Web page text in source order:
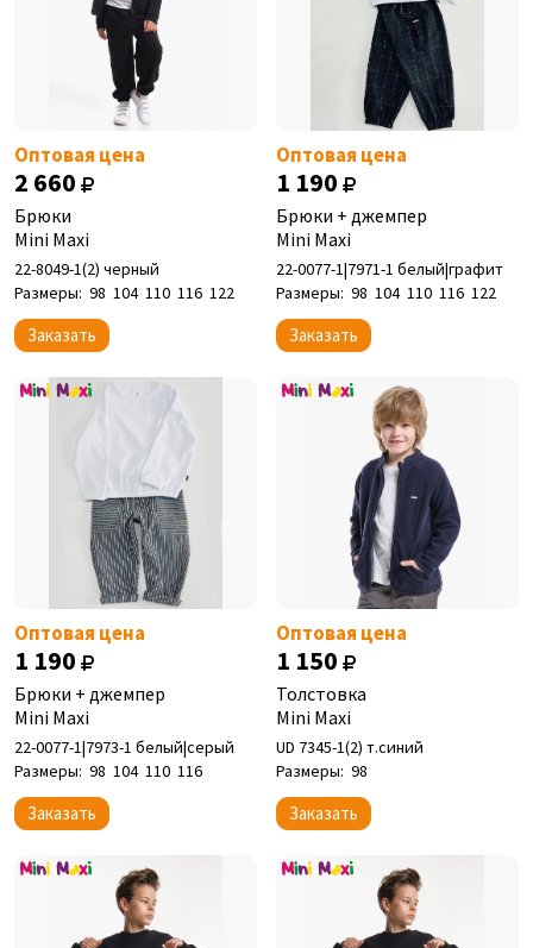
Оптовая цена
2 660
Брюки
Mini Maxi
22-8049-1(2) черный
Размеры: 98 104 110 116 122
Заказать
Оптовая цена
1 190
Брюки + джемпер
Mini Maxi
22-0077-1|7971-1 белый|графит
Размеры: 98 104 110 116 122
Заказать
Оптовая цена
1 190
Брюки + джемпер
Mini Maxi
22-0077-1|7973-1 белый|серый
Размеры: 98 104 110 116
Заказать
Оптовая цена
1 150
Толстовка
Mini Maxi
UD 7345-1(2) т.синий
Размеры: 98
Заказать